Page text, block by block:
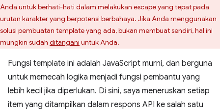
Anda untuk berhati-hati dalam melakukan escape yang tepat pada
urutan karakter yang berpotensi berbahaya. Jika Anda menggunakan
solusi pembuatan template yang ada, bukan membuat sendiri, hal ini
mungkin sudah ditangani untuk Anda.
Fungsi template ini adalah JavaScript murni, dan berguna
untuk memecah logika menjadi fungsi pembantu yang
lebih kecil jika diperlukan. Di sini, saya meneruskan setiap
item yang ditampilkan dalam respons API ke salah satu